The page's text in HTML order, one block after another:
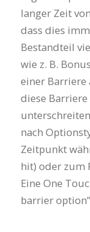
langer Zeit
dass dies
Bestandteil
wie z. B.
einer Barriere
diese
nach
Zeitpunkt
hit) oder zum
Eine One
barrier